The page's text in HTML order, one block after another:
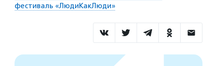
фестиваль «ЛюдиКакЛюди»